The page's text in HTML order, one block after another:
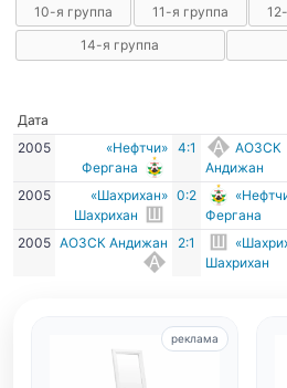
10-я группа 11-я группа
14-я группа
Дата
2005
«Нефтчи»
Фергана
4:1
АОЗСК
Андижан
2005
«Шахрихан»
Шахрихан
0:2
Фергана
2005 АОЗСК Андижан 2:1
Шахрихан
реклама